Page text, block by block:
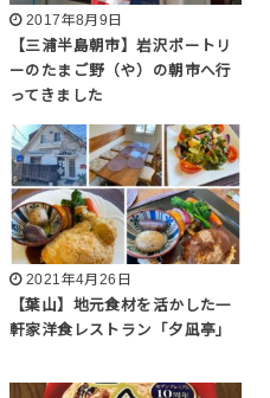
2017年8月9日
【三浦半島朝市】岩沢ポートリ
ーのたまご野（や）の朝市へ行
ってきました
2021年4月26日
【葉山】地元食材を活かした一
軒家洋食レストラン「夕凪亭」